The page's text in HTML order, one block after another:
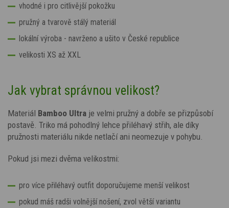
vhodné i pro citlivější pokožku
pružný a tvarově stálý materiál
lokální výroba - navrženo a ušito v České republice
velikosti XS až XXL
Jak vybrat správnou velikost?
Materiál Bamboo Ultra je velmi pružný a dobře se přizpůsobí
postavě. Triko má pohodlný lehce přiléhavý střih, ale díky
pružnosti materiálu nikde netlačí ani neomezuje v pohybu.
Pokud jsi mezi dvěma velikostmi:
pro více přiléhavý outfit doporučujeme menší velikost
pokud máš radši volnější nošení, zvol větší variantu